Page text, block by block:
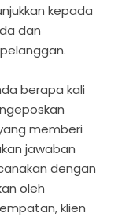
kepada
dan
berapa kali
memberi
jawaban
dengan
oleh
klien